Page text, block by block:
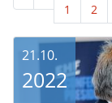
1 2
21.10.
2022